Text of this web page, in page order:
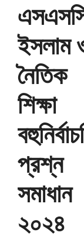
ইসলাম
নৈতিক
শিক্ষা
প্রশ্ন
সমাধান
২০২৪